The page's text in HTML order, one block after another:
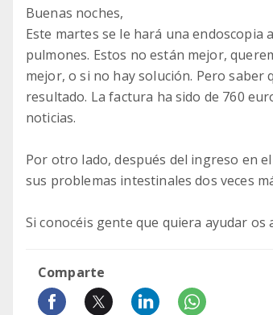
Buenas noches,
Este martes se le hará una
pulmones. Estos no están mejor,
mejor, o si no hay solución. Pero saber
resultado. La factura ha sido de 760
noticias.
Por otro lado, después del ingreso en
sus problemas intestinales dos veces
Si conocéis gente que quiera ayudar
Comparte